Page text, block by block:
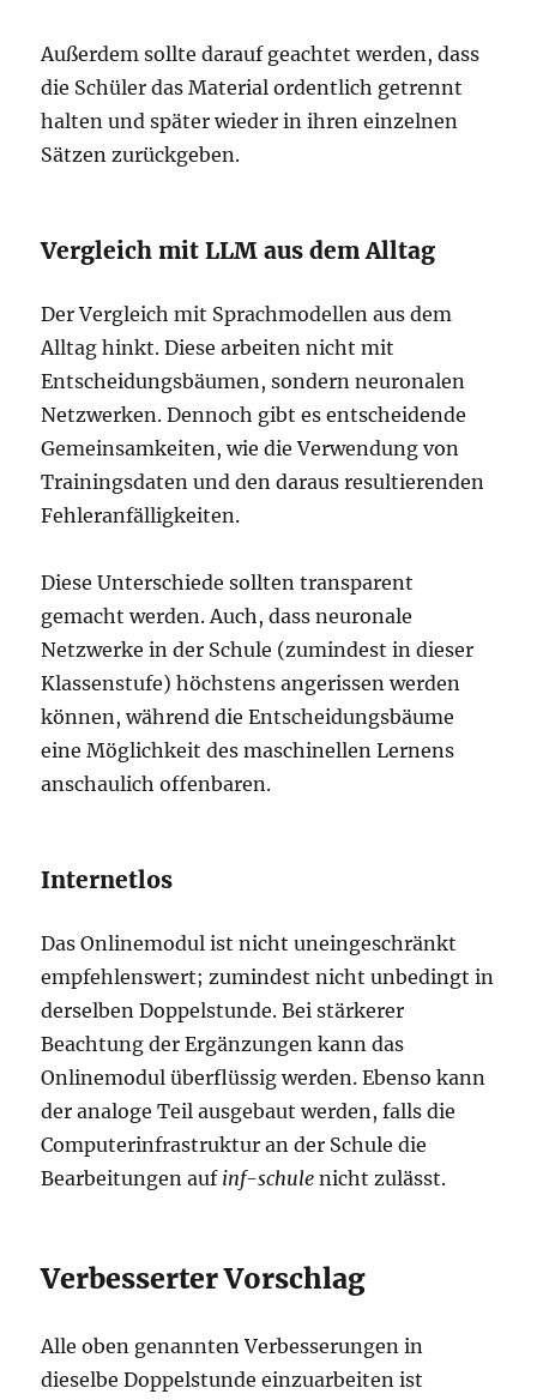
Außerdem sollte darauf geachtet werden, dass
die Schüler das Material ordentlich getrennt
halten und später wieder in ihren einzelnen
Sätzen zurückgeben.
Vergleich mit LLM aus dem Alltag
Der Vergleich mit Sprachmodellen aus dem
Alltag hinkt. Diese arbeiten nicht mit
Entscheidungsbäumen, sondern neuronalen
Netzwerken. Dennoch gibt es entscheidende
Gemeinsamkeiten, wie die Verwendung von
Trainingsdaten und den daraus resultierenden
Fehleranfälligkeiten.
Diese Unterschiede sollten transparent
gemacht werden. Auch, dass neuronale
Netzwerke in der Schule (zumindest in dieser
Klassenstufe) höchstens angerissen werden
können, während die Entscheidungsbäume
eine Möglichkeit des maschinellen Lernens
anschaulich offenbaren.
Internetlos
Das Onlinemodul ist nicht uneingeschränkt
empfehlenswert; zumindest nicht unbedingt in
derselben Doppelstunde. Bei stärkerer
Beachtung der Ergänzungen kann das
Onlinemodul überflüssig werden. Ebenso kann
der analoge Teil ausgebaut werden, falls die
Computerinfrastruktur an der Schule die
Bearbeitungen auf inf-schule nicht zulässt.
Verbesserter Vorschlag
Alle oben genannten Verbesserungen in
dieselbe Doppelstunde einzuarbeiten ist